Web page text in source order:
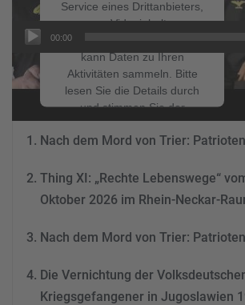
Service eines Drittanbieters,
um Videoinhalte
einzubetten. Dieser Service
kann Daten zu Ihren
Aktivitäten sammeln. Bitte
lesen Sie die Details durch
und stimmen Sie der
Nutzung des Service zu, um
dieses Video anzusehen.
Mehr Informationen
Consent Management
&
00:00
NEUESTE BEITRÄGE
Nach dem Mord von Trier:
Thing XI: „Rechte Lebenswege“
Oktober 2026 im Rhein-Neckar-
Nach dem Mord von Trier:
Die Vernichtung der
Kriegsgefangener in Jugoslawien